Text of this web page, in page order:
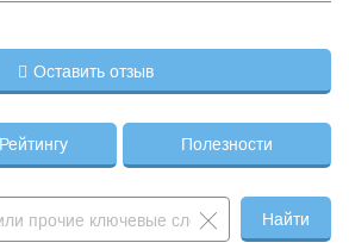
Оставить отзыв
Рейтингу
Полезности
Найти